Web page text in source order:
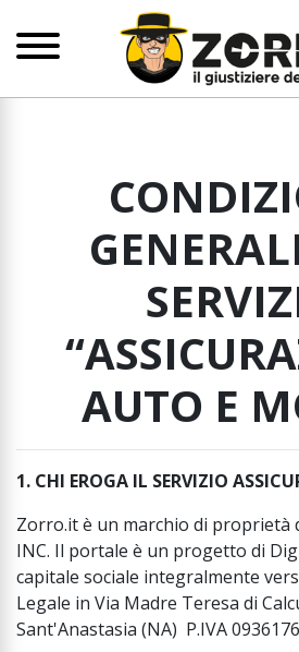
AUTO E
1. CHI EROGA IL SERVIZIO
Zorro.it è un marchio di proprietà
INC. Il portale è un progetto di
capitale sociale integralmente
Legale in Via Madre Teresa di
Sant'Anastasia (NA) P.IVA